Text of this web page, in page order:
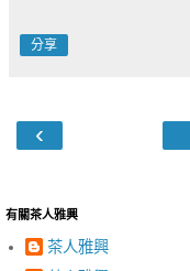
分享
‹
有關茶人雅興
茶人雅興